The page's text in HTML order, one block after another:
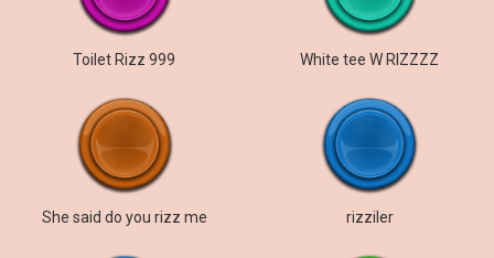
Toilet Rizz 999 White tee W RIZZZZ
She said do you rizz me rizziler